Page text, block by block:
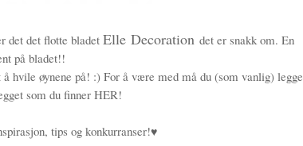
det det flotte bladet Elle Decoration det er snakk om. En
på bladet!!
hvile øynene på! :) For å være med må du (som vanlig) legge
som du finnerHER!
tips og konkurranser!♥